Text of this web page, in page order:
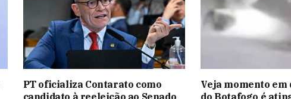
PT oficializa Contarato como
Veja momento